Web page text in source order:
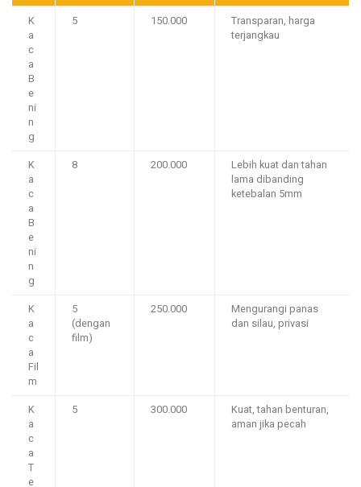
K
a
c
a
B
e
ni
n
g
5 150.000
Transparan, harga
terjangkau
K
a
c
a
B
e
ni
n
g
8 200.000
Lebih kuat dan tahan
lama dibanding
ketebalan 5mm
K
a
c
a
Fil
m
5
(dengan
film)
250.000
Mengurangi panas
dan silau, privasi
K
a
c
a
T
e
5 300.000
Kuat, tahan benturan,
aman jika pecah